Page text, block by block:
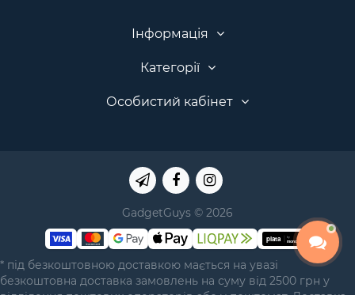
Інформація
Категорії
Особистий кабінет
GadgetGuys © 2026
* під безкоштовною доставкою мається на увазі
безкоштовна доставка замовлень на суму від 2500 грн у